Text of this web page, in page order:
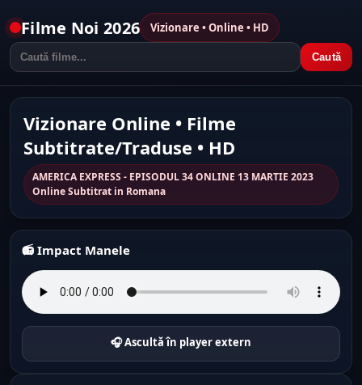
Filme Noi 2026 Vizionare • Online • HD
Caută
Vizionare Online • Filme
Subtitrate/Traduse • HD
AMERICA EXPRESS - EPISODUL 34 ONLINE 13 MARTIE 2023
Online Subtitrat in Romana
📻 Impact Manele
🎧 Ascultă în player extern